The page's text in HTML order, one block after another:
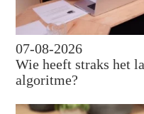
07-08-2026
Wie heeft straks het
algoritme?